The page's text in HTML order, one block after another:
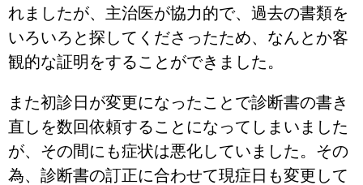
れましたが、主治医が協力的で、過去の書類を
いろいろと探してくださったため、なんとか客
観的な証明をすることができました。
また初診日が変更になったことで診断書の書き
直しを数回依頼することになってしまいました
が、その間にも症状は悪化していました。その
為、診断書の訂正に合わせて現症日も変更して